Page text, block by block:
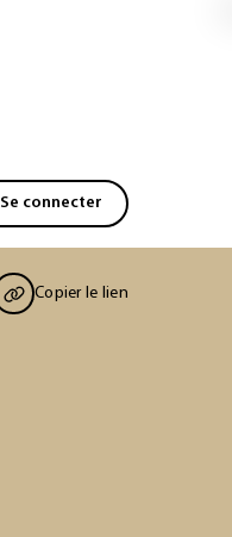
Se connecter
Copier le lien